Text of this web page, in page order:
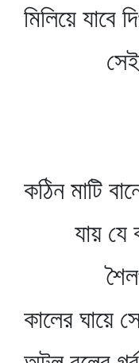
মিলিয়ে যাবে
সেই
কঠিন মাটি
যায় যে
কালের ঘায়ে